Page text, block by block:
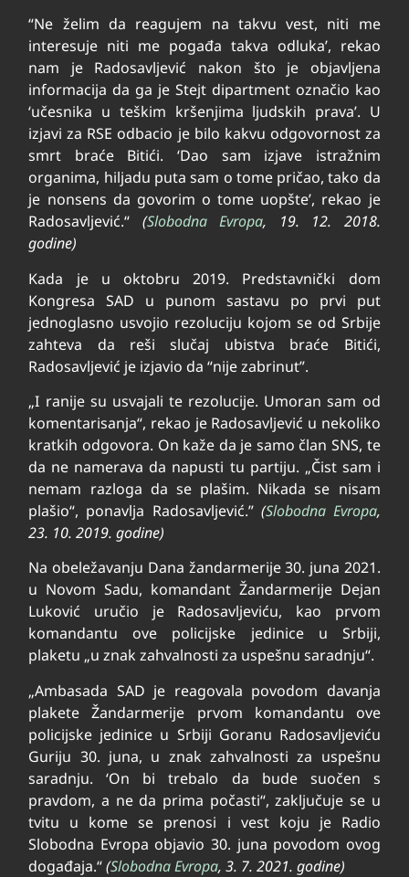
“Ne želim da reagujem na takvu vest, niti me
interesuje niti me pogađa takva odluka’, rekao
nam je Radosavljević nakon što je objavljena
informacija da ga je Stejt dipartment označio kao
‘učesnika u teškim kršenjima ljudskih prava’. U
izjavi za RSE odbacio je bilo kakvu odgovornost za
smrt braće Bitići. ‘Dao sam izjave istražnim
organima, hiljadu puta sam o tome pričao, tako da
je nonsens da govorim o tome uopšte’, rekao je
Radosavljević.“ (Slobodna Evropa, 19. 12. 2018.
godine)
Kada je u oktobru 2019. Predstavnički dom
Kongresa SAD u punom sastavu po prvi put
jednoglasno usvojio rezoluciju kojom se od Srbije
zahteva da reši slučaj ubistva braće Bitići,
Radosavljević je izjavio da “nije zabrinut”.
„I ranije su usvajali te rezolucije. Umoran sam od
komentarisanja“, rekao je Radosavljević u nekoliko
kratkih odgovora. On kaže da je samo član SNS, te
da ne namerava da napusti tu partiju. „Čist sam i
nemam razloga da se plašim. Nikada se nisam
plašio“, ponavlja Radosavljević.” (Slobodna Evropa,
23. 10. 2019. godine)
Na obeležavanju Dana žandarmerije 30. juna 2021.
u Novom Sadu, komandant Žandarmerije Dejan
Luković uručio je Radosavljeviću, kao prvom
komandantu ove policijske jedinice u Srbiji,
plaketu „u znak zahvalnosti za uspešnu saradnju“.
„Ambasada SAD je reagovala povodom davanja
plakete Žandarmerije prvom komandantu ove
policijske jedinice u Srbiji Goranu Radosavljeviću
Guriju 30. juna, u znak zahvalnosti za uspešnu
saradnju. ‘On bi trebalo da bude suočen s
pravdom, a ne da prima počasti“, zaključuje se u
tvitu u kome se prenosi i vest koju je Radio
Slobodna Evropa objavio 30. juna povodom ovog
događaja.“(Slobodna Evropa, 3. 7. 2021. godine)